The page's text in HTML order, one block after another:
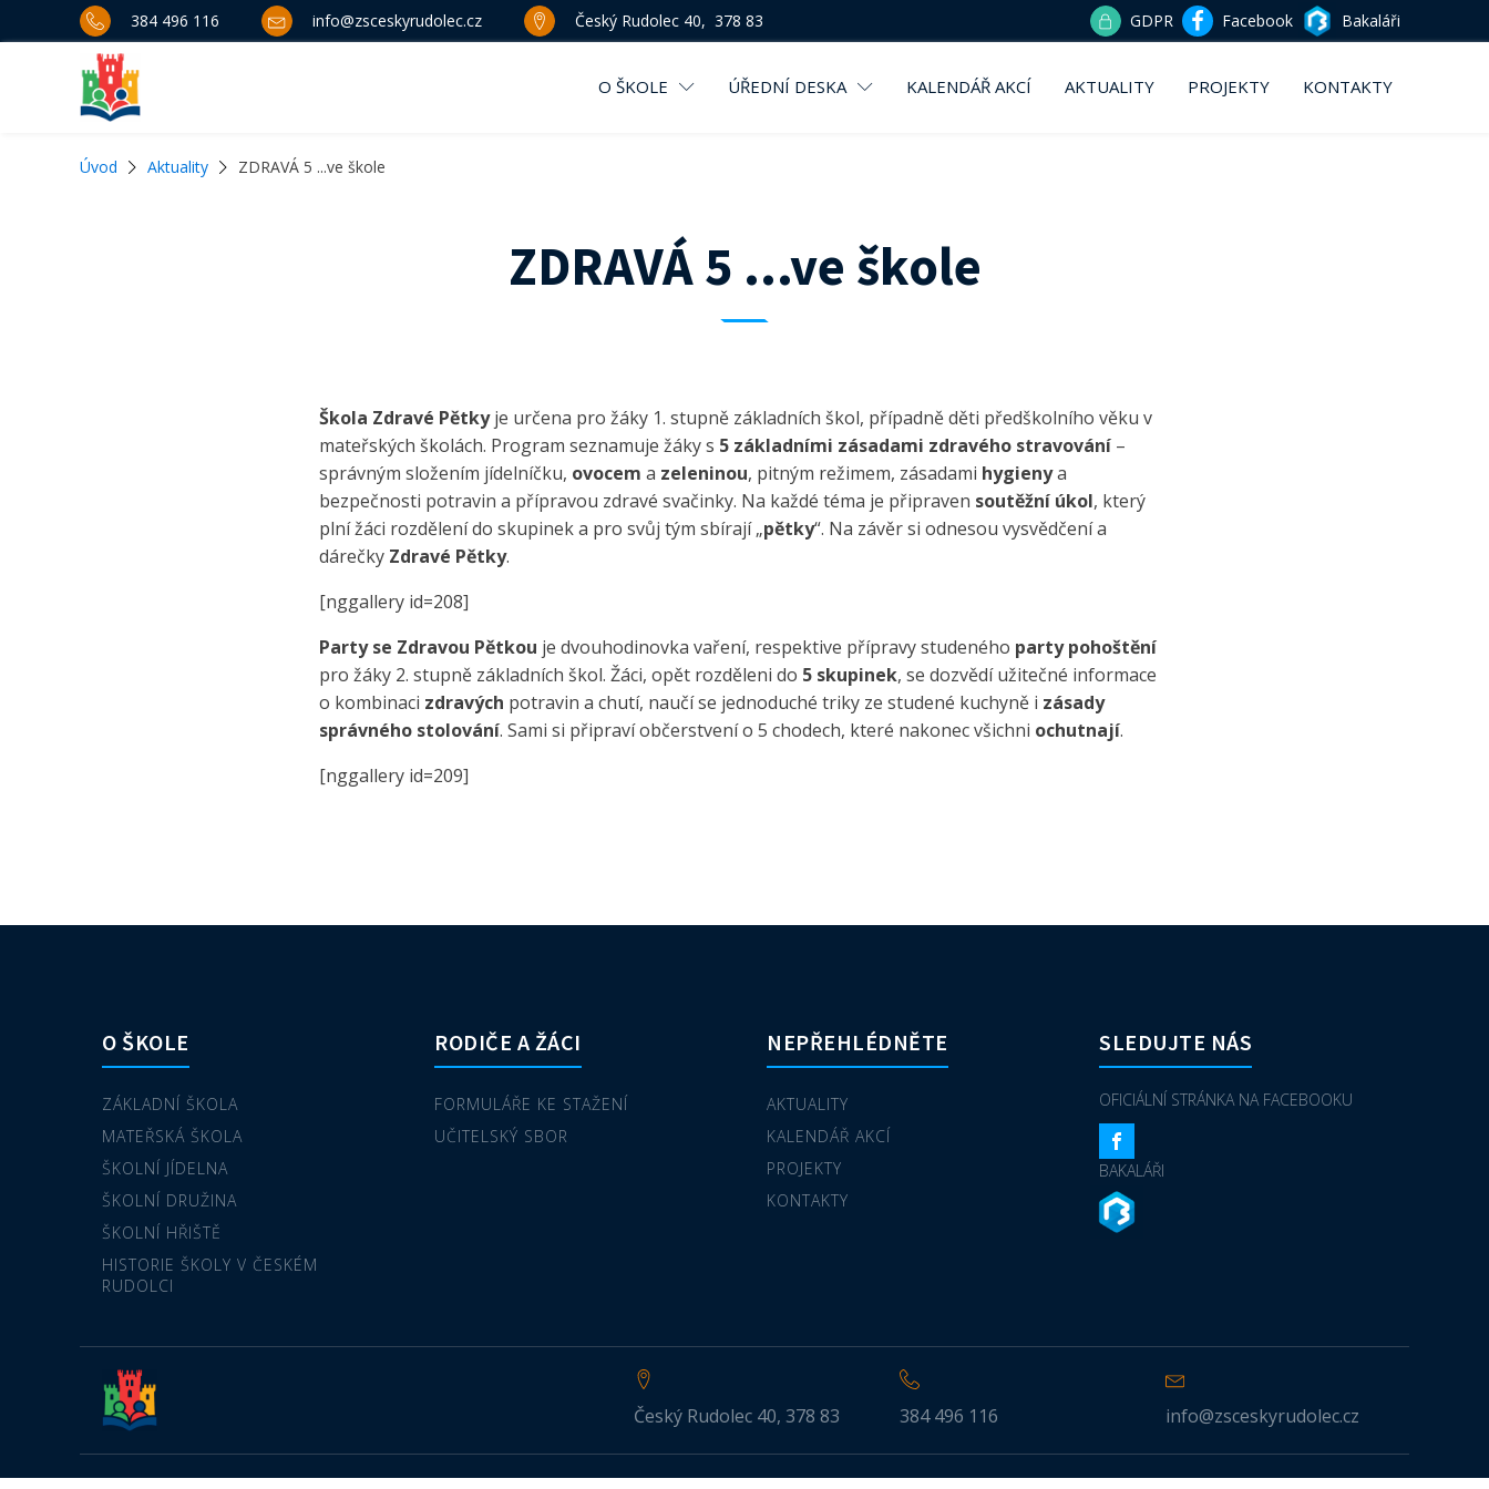
384 496 116 info@zsceskyrudolec.cz Český Rudolec 40, 378 83 GDPR Facebook Bakaláři
O ŠKOLE ÚŘEDNÍ DESKA KALENDÁŘ AKCÍ AKTUALITY PROJEKTY KONTAKTY
Úvod Aktuality ZDRAVÁ 5 ...ve škole
ZDRAVÁ 5 ...ve škole
Škola Zdravé Pětkyje určena pro žáky 1. stupně základních škol, případně děti předškolního věku v
mateřských školách. Program seznamuje žáky s 5 základními zásadami zdravého stravování –
správným složením jídelníčku, ovocem a zeleninou, pitným režimem, zásadami hygienya
bezpečnosti potravin a přípravou zdravé svačinky. Na každé téma je připraven soutěžní úkol, který
plní žáci rozdělení do skupinek a pro svůj tým sbírají „pětky“. Na závěr si odnesou vysvědčení a
dárečky Zdravé Pětky.
[nggallery id=208]
Party se Zdravou Pětkou je dvouhodinovka vaření, respektive přípravy studeného party pohoštění
pro žáky 2. stupně základních škol. Žáci, opět rozděleni do 5 skupinek, se dozvědí užitečné informace
o kombinaci zdravých potravin a chutí, naučí se jednoduché triky ze studené kuchyně i zásady
správného stolování. Sami si připraví občerstvení o 5 chodech, které nakonec všichni ochutnají.
[nggallery id=209]
O ŠKOLE
ZÁKLADNÍ ŠKOLA
MATEŘSKÁ ŠKOLA
ŠKOLNÍ JÍDELNA
ŠKOLNÍ DRUŽINA
ŠKOLNÍ HŘIŠTĚ
HISTORIE ŠKOLY V ČESKÉM
RUDOLCI
RODIČE A ŽÁCI
FORMULÁŘE KE STAŽENÍ
UČITELSKÝ SBOR
NEPŘEHLÉDNĚTE
AKTUALITY
KALENDÁŘ AKCÍ
PROJEKTY
KONTAKTY
SLEDUJTE NÁS
OFICIÁLNÍ STRÁNKA NA FACEBOOKU
BAKALÁŘI
Český Rudolec 40, 378 83 384 496 116 info@zsceskyrudolec.cz